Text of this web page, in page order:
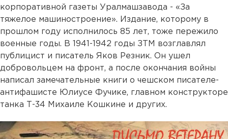
корпоративной газеты Уралмашзавода - «За
тяжелое машиностроение». Издание, которому в
прошлом году исполнилось 85 лет, тоже пережило
военные годы. В 1941-1942 годы ЗТМ возглавлял
публицист и писатель Яков Резник. Он ушел
добровольцем на фронт, а после окончания войны
написал замечательные книги о чешском писателе-
антифашисте Юлиусе Фучике, главном конструкторе
танка Т-34 Михаиле Кошкине и других.